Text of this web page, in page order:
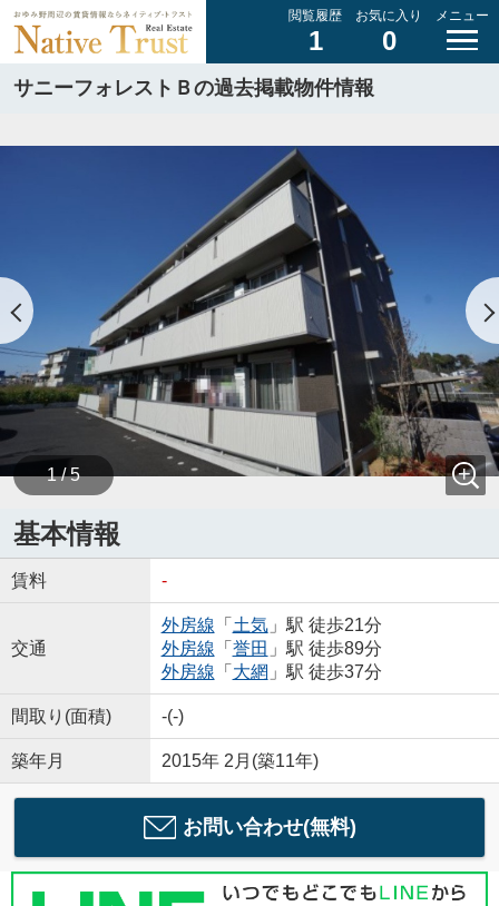
閲覧履歴
1
お気に入り
0
メニュー
サニーフォレストＢの過去掲載物件情報
1 / 5
基本情報
賃料 -
交通
外房線 「 土気」駅 徒歩21分
外房線 「 誉田 」駅 徒歩89分
外房線 「 大網 」駅 徒歩37分
間取り(面積) -(-)
築年月 2015年 2月(築11年)
お問い合わせ(無料)